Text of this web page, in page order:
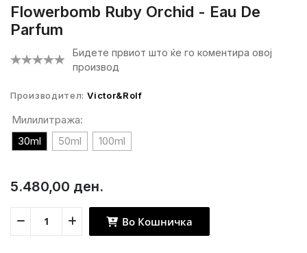
Flowerbomb Ruby Orchid - Eau De
Parfum
Бидете првиот што ќе го коментира овој
производ
Производител: Victor&Rolf
Милилитража:
30ml
50ml 100ml
5.480,00 ден.
Во Кошничка